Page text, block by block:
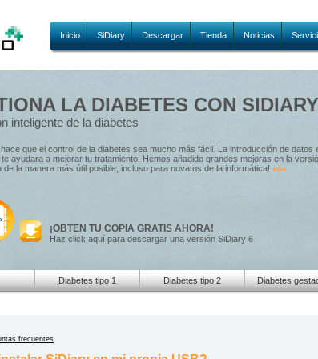
Inicio SiDiary Descargar Tienda Noticias
LA DIABETES CON
inteligente de la diabetes
que el control de la diabetes sea mucho más fácil. La introducción de datos
te ayudara a mejorar tu tratamiento. Hemos añadido grandes mejoras en la
de la manera más útil posible, incluso para novatos de la informática! »»»
¡OBTEN TU COPIA GRATIS AHORA!
Haz click aquí para descargar una versión SiDiary 6
Diabetes tipo 1 Diabetes tipo 2 Diabetes
frecuentes